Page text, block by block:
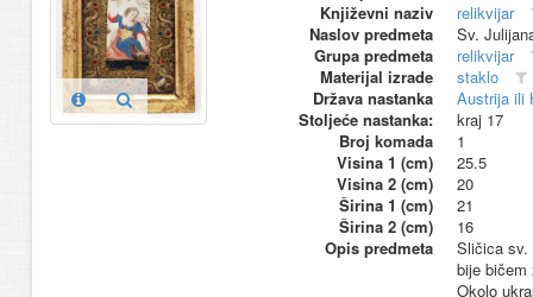
Književni naziv
relikvijar
Naslov predmeta
Sv.
Grupa predmeta
relikvijar
Materijal izrade
staklo
Država nastanka
Austrija ili
Stoljeće nastanka:
kraj 17
Broj komada
1
Visina 1 (cm)
25.5
Visina 2 (cm)
20
Širina 1 (cm)
21
Širina 2 (cm)
16
Opis predmeta
Sličica sv.
bije bičem
Okolo